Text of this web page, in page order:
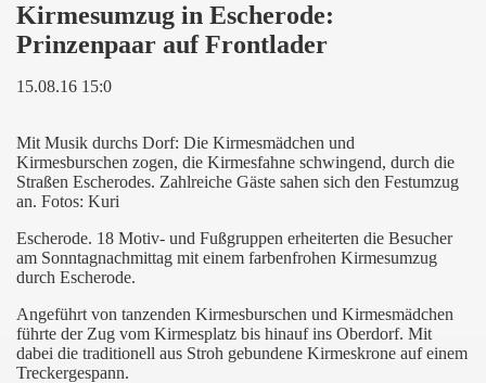
Kirmesumzug in Escherode:
Prinzenpaar auf Frontlader
15.08.16 15:0
Mit Musik durchs Dorf: Die Kirmesmädchen und
Kirmesburschen zogen, die Kirmesfahne schwingend, durch die
Straßen Escherodes. Zahlreiche Gäste sahen sich den Festumzug
an. Fotos: Kuri
Escherode. 18 Motiv- und Fußgruppen erheiterten die Besucher
am Sonntagnachmittag mit einem farbenfrohen Kirmesumzug
durch Escherode.
Angeführt von tanzenden Kirmesburschen und Kirmesmädchen
führte der Zug vom Kirmesplatz bis hinauf ins Oberdorf. Mit
dabei die traditionell aus Stroh gebundene Kirmeskrone auf einem
Treckergespann.